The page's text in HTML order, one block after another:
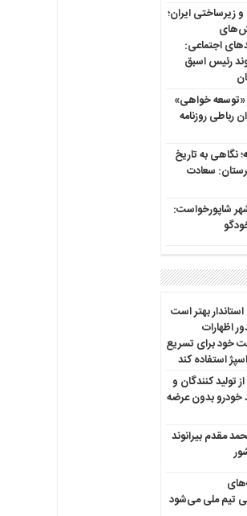
زیرساختی ایران؛
اجتماعی:
رئیس اسبق
«توسعه خواهی»
رباطی روزنامه
نگاهی به تاریخ
سعادت
شاپورخواست:
بهتر است
اظهارات
خود برای تسریع
استفاده کند
تولید کنندگان و
خودرو بدون عرضه
مقدم بیرانوند
تیم ملی می‌شود